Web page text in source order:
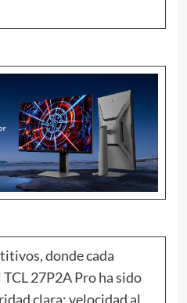
donde cada
27P2A Pro ha sido
clara: velocidad al